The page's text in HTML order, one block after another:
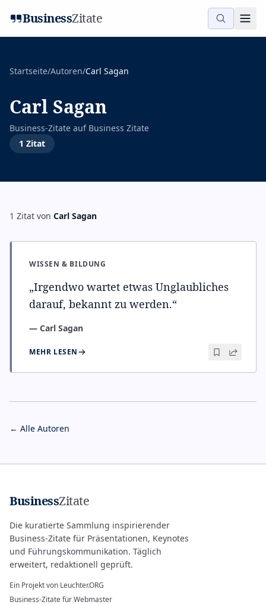
BusinessZitate
Startseite/Autoren/Carl Sagan
Carl Sagan
Business-Zitate auf Business Zitate
1 Zitat
1 Zitat von Carl Sagan
WISSEN & BILDUNG
„Irgendwo wartet etwas Unglaubliches
darauf, bekannt zu werden.“
— Carl Sagan
MEHR LESEN
← Alle Autoren
BusinessZitate
Die kuratierte Sammlung inspirierender
Business-Zitate für Präsentationen, Keynotes
und Führungskommunikation. Täglich
erweitert, redaktionell geprüft.
Ein Projekt von Leuchter.ORG
Business-Zitate für Webmaster